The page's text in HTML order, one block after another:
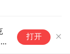
打开